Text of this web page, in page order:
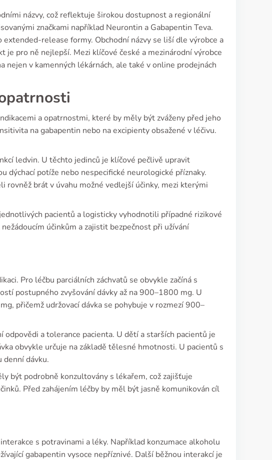
názvy, což reflektuje širokou dostupnost a regionální
značkami například Neurontin a Gabapentin Teva.
release formy. Obchodní názvy se liší dle výrobce a
je pro ně nejlepší. Mezi klíčové české a mezinárodní výrobce
v kamenných lékárnách, ale také v online prodejnách
a opatrnostmi, které by měly být zváženy před jeho
na gabapentin nebo na excipienty obsažené v léčivu.
ledvin. U těchto jedinců je klíčové pečlivě upravit
dýchací potíže nebo nespecifické neurologické příznaky.
rovněž brát v úvahu možné vedlejší účinky, mezi kterými
pacientů a logisticky vyhodnotili případné rizikové
účinkům a zajistit bezpečnost při užívání
Pro léčbu parciálních záchvatů se obvykle začíná s
postupného zvyšování dávky až na 900–1800 mg. U
přičemž udržovací dávka se pohybuje v rozmezí 900–
a tolerance pacienta. U dětí a starších pacientů je
obvykle určuje na základě tělesné hmotnosti. U pacientů s
denní dávku.
být podrobně konzultovány s lékařem, což zajišťuje
Před zahájením léčby by měl být jasně komunikován cíl
s potravinami a léky. Například konzumace alkoholu
gabapentin vysoce nepříznivé. Další běžnou interakcí je